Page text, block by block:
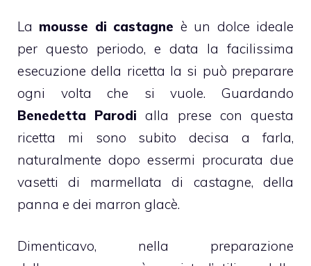
La mousse di castagne è un dolce ideale
per questo periodo, e data la facilissima
esecuzione della ricetta la si può preparare
ogni volta che si vuole. Guardando
Benedetta Parodi alla prese con questa
ricetta mi sono subito decisa a farla,
naturalmente dopo essermi procurata due
vasetti di marmellata di castagne, della
panna e dei marron glacè.
Dimenticavo, nella preparazione